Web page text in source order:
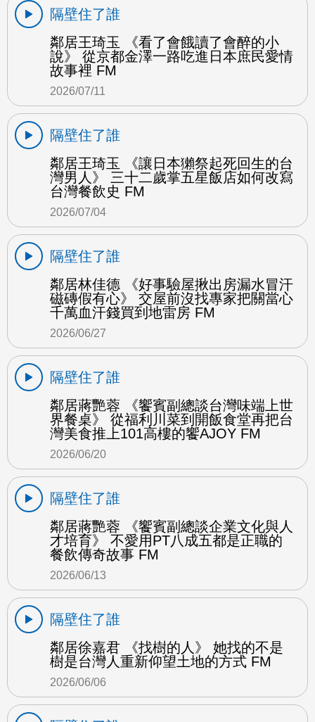
隔壁住了誰
鄰居王琦玉 《看了會餓讀了會醉的小
說》 從京都金澤一路吃進日本庶民愛情
故事裡 FM
2026/07/11
隔壁住了誰
鄰居王琦玉 《讓日本獺祭起死回生的台
灣男人》 三十二歲掌五星飯店如何改寫
台灣餐飲史 FM
2026/07/04
隔壁住了誰
鄰居林佳德 《好事驗屋揪出房漏水冒汗
磁磚假有心》 交屋前沒找專家把關當心
千萬血汗錢買到地雷房 FM
2026/06/27
隔壁住了誰
鄰居蔣艷蓉 《饗賓副總談台灣味端上世
界餐桌》 從福利川菜到開飯食堂再把台
灣美食推上101高樓的饗AJOY FM
2026/06/20
隔壁住了誰
鄰居蔣艷蓉 《饗賓副總談企業文化與人
才培育》 不愛用PT八成五都是正職的
餐飲傳奇故事 FM
2026/06/13
隔壁住了誰
鄰居徐嘉君 《找樹的人》 她找的不是
樹是台灣人重新仰望土地的方式 FM
2026/06/06